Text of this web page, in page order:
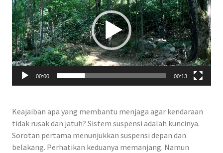
00:00 00:13
Keajaiban apa yang membantu menjaga agar kendaraan
tidak rusak dan jatuh? Sistem suspensi adalah kuncinya.
Sorotan pertama menunjukkan suspensi depan dan
belakang. Perhatikan keduanya memanjang. Namun